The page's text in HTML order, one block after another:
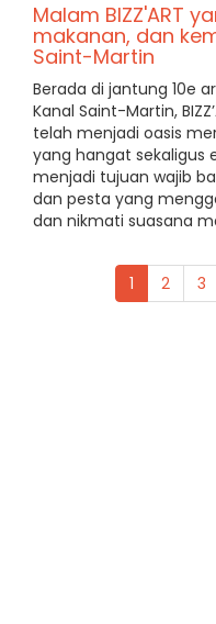
Malam BIZZ'ART
makanan, dan
Saint-Martin
Berada di jantung 10e
Kanal Saint-Martin,
telah menjadi oasis
yang hangat sekaligus
menjadi tujuan wajib
dan pesta yang
dan nikmati suasana
1 2 3